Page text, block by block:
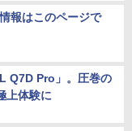
報はこのページで
Q7D Pro」。圧巻の
上体験に